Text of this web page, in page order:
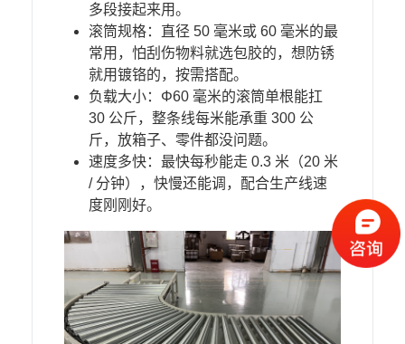
多段接起来用。​
滚筒规格：直径 50 毫米或 60 毫米的最
常用，怕刮伤物料就选包胶的，想防锈
就用镀铬的，按需搭配。​
负载大小：Φ60 毫米的滚筒单根能扛
30 公斤，整条线每米能承重 300 公
斤，放箱子、零件都没问题。​
速度多快：最快每秒能走 0.3 米（20 米
/ 分钟），快慢还能调，配合生产线速
度刚刚好。